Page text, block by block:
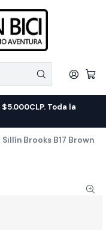
Toda la
Sillín Brooks B17 Brown